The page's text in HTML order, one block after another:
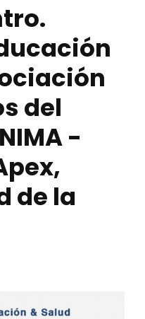
del
-
de la